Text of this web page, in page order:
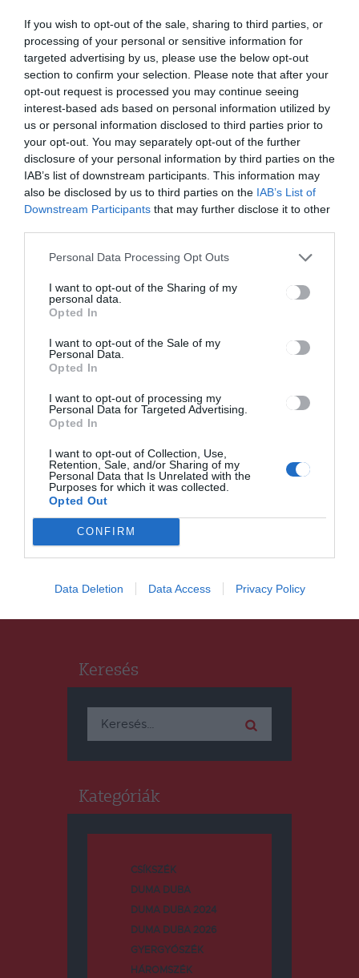
If you wish to opt-out of the sale, sharing to third parties, or
processing of your personal or sensitive information for
targeted advertising by us, please use the below opt-out
section to confirm your selection. Please note that after your
opt-out request is processed you may continue seeing
interest-based ads based on personal information utilized by
us or personal information disclosed to third parties prior to
your opt-out. You may separately opt-out of the further
disclosure of your personal information by third parties on the
IAB’s list of downstream participants. This information may
also be disclosed by us to third parties on the IAB’s List of
Downstream Participants that may further disclose it to other
Personal Data Processing Opt Outs
I want to opt-out of the Sharing of my
personal data.
Opted In
I want to opt-out of the Sale of my
Personal Data.
Opted In
I want to opt-out of processing my
Personal Data for Targeted Advertising.
Opted In
I want to opt-out of Collection, Use,
Retention, Sale, and/or Sharing of my
Personal Data that Is Unrelated with the
Purposes for which it was collected.
Opted Out
CONFIRM
Data Deletion Data Access Privacy Policy
navigáció
Meserajz
pályázatot
hirdetnek
Korlátozná a
tűzifa árát
és a
tűzifaexport
környezetvé
delmi
minisztériu
m
Ez is érdekelheti
HÍRLISTA
Nyerő nyár – nem csak forró,
de nyereménydús is!
HÍRLISTA
Egyelőre minden jó
Keresés
Keresés:
Kategóriák
CSÍKSZÉK
DUMA DUBA
DUMA DUBA 2024
DUMA DUBA 2026
GYERGYÓSZÉK
HÁROMSZÉK